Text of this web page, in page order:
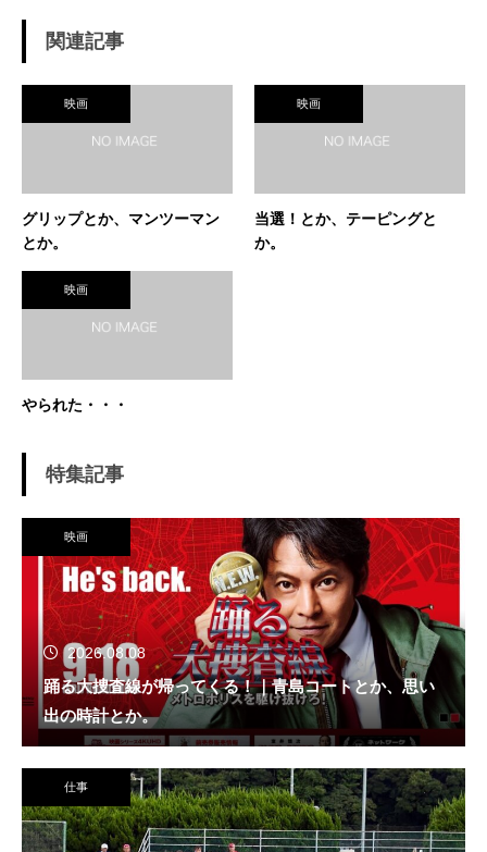
関連記事
映画
グリップとか、マンツーマン
とか。
映画
当選！とか、テーピングと
か。
映画
やられた・・・
特集記事
映画
2026.08.08
踊る大捜査線が帰ってくる！｜青島コートとか、思い
出の時計とか。
仕事